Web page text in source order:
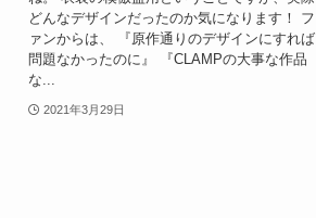
どんなデザインだったのか気になります！ フ
ァンからは、 『原作通りのデザインにすれば
問題なかったのに』 『CLAMPの大事な作品
な...
2021年3月29日